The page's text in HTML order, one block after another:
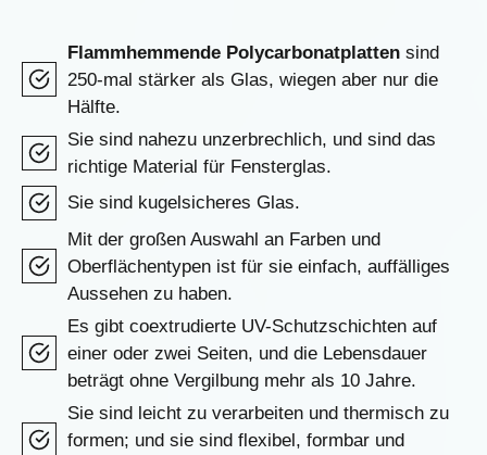
Flammhemmende Polycarbonatplatten sind
250-mal stärker als Glas, wiegen aber nur die
Hälfte.
Sie sind nahezu unzerbrechlich, und sind das
richtige Material für Fensterglas.
Sie sind kugelsicheres Glas.
Mit der großen Auswahl an Farben und
Oberflächentypen ist für sie einfach, auffälliges
Aussehen zu haben.
Es gibt coextrudierte UV-Schutzschichten auf
einer oder zwei Seiten, und die Lebensdauer
beträgt ohne Vergilbung mehr als 10 Jahre.
Sie sind leicht zu verarbeiten und thermisch zu
formen; und sie sind flexibel, formbar und